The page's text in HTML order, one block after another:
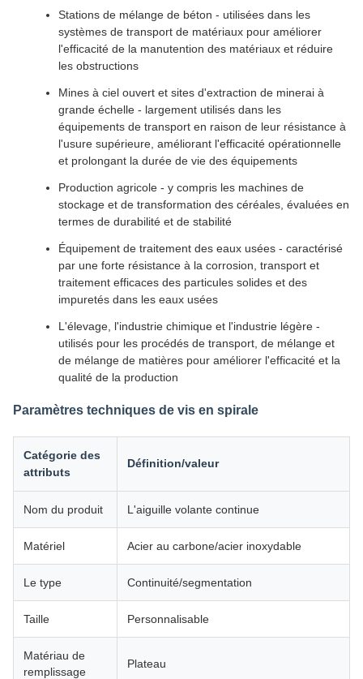
Stations de mélange de béton - utilisées dans les
systèmes de transport de matériaux pour améliorer
l'efficacité de la manutention des matériaux et réduire
les obstructions
Mines à ciel ouvert et sites d'extraction de minerai à
grande échelle - largement utilisés dans les
équipements de transport en raison de leur résistance à
l'usure supérieure, améliorant l'efficacité opérationnelle
et prolongant la durée de vie des équipements
Production agricole - y compris les machines de
stockage et de transformation des céréales, évaluées en
termes de durabilité et de stabilité
Équipement de traitement des eaux usées - caractérisé
par une forte résistance à la corrosion, transport et
traitement efficaces des particules solides et des
impuretés dans les eaux usées
L'élevage, l'industrie chimique et l'industrie légère -
utilisés pour les procédés de transport, de mélange et
de mélange de matières pour améliorer l'efficacité et la
qualité de la production
Paramètres techniques de vis en spirale
Catégorie des
attributs
Définition/valeur
Nom du produit L'aiguille volante continue
Matériel Acier au carbone/acier inoxydable
Le type Continuité/segmentation
Taille Personnalisable
Matériau de
remplissage
Plateau